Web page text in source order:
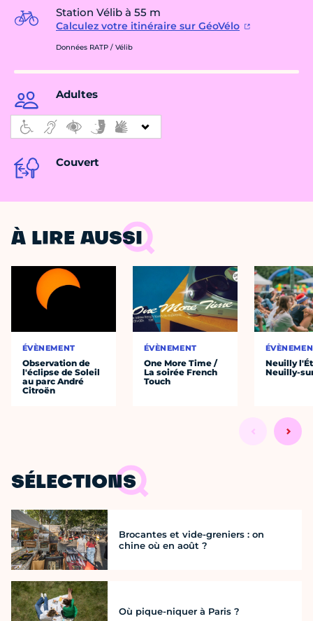
Station Vélib à 55 m
Calculez votre itinéraire sur GéoVélo
Données RATP / Vélib
Adultes
Couvert
À LIRE AUSSI
ÉVÈNEMENT
Observation de
l'éclipse de Soleil
au parc André
Citroën
ÉVÈNEMENT
One More Time /
La soirée French
Touch
Neuilly
Neuilly-
SÉLECTIONS
Brocantes et vide-greniers : on
chine où en août ?
Où pique-niquer à Paris ?